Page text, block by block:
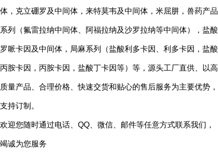
体，克立硼罗及中间体，来特莫韦及中间体，米屈肼，兽药产品
系列（氟雷拉纳中间体、阿福拉纳及沙罗拉纳等中间体），盐酸
罗哌卡因及中间体，局麻系列（盐酸利多卡因、利多卡因，盐酸
丙胺卡因，丙胺卡因，盐酸丁卡因等）等，源头工厂直供、以高
质量产品、合理价格、快速交货和贴心的售后服务为主要优势，
支持订制。
欢迎您随时通过电话、QQ、微信、邮件等任意方式联系我们，
竭诚为您服务